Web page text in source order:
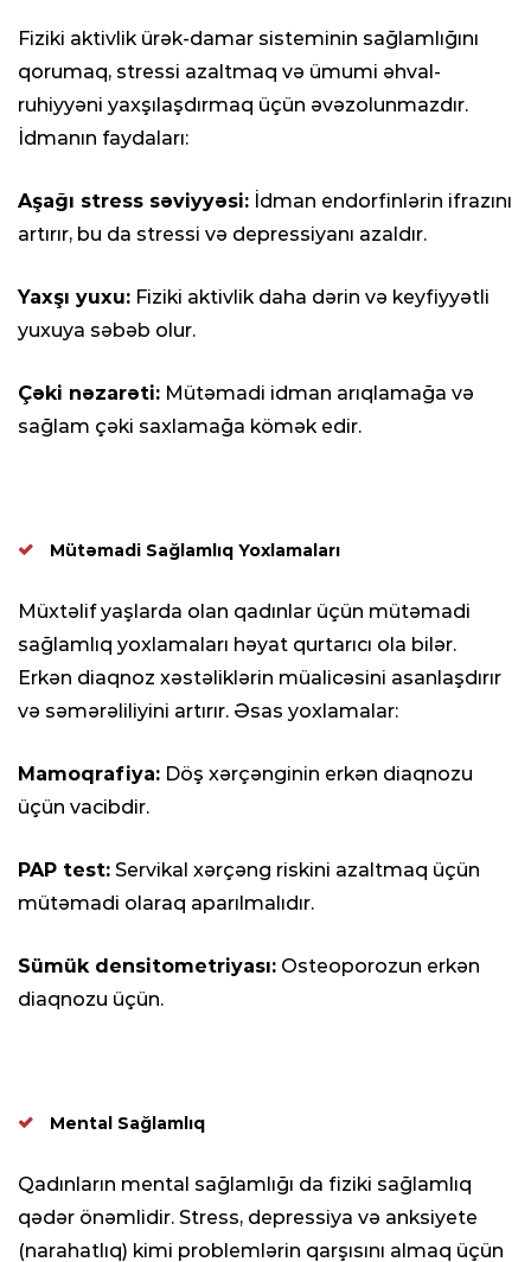
Fiziki aktivlik ürək-damar sisteminin sağlamlığını
qorumaq, stressi azaltmaq və ümumi əhval-
ruhiyyəni yaxşılaşdırmaq üçün əvəzolunmazdır.
İdmanın faydaları:
Aşağı stress səviyyəsi: İdman endorfinlərin ifrazını
artırır, bu da stressi və depressiyanı azaldır.
Yaxşı yuxu: Fiziki aktivlik daha dərin və keyfiyyətli
yuxuya səbəb olur.
Çəki nəzarəti: Mütəmadi idman arıqlamağa və
sağlam çəki saxlamağa kömək edir.
Mütəmadi Sağlamlıq Yoxlamaları
Müxtəlif yaşlarda olan qadınlar üçün mütəmadi
sağlamlıq yoxlamaları həyat qurtarıcı ola bilər.
Erkən diaqnoz xəstəliklərin müalicəsini asanlaşdırır
və səmərəliliyini artırır. Əsas yoxlamalar:
Mamoqrafiya: Döş xərçənginin erkən diaqnozu
üçün vacibdir.
PAP test: Servikal xərçəng riskini azaltmaq üçün
mütəmadi olaraq aparılmalıdır.
Sümük densitometriyası: Osteoporozun erkən
diaqnozu üçün.
Mental Sağlamlıq
Qadınların mental sağlamlığı da fiziki sağlamlıq
qədər önəmlidir. Stress, depressiya və anksiyete
(narahatlıq) kimi problemlərin qarşısını almaq üçün